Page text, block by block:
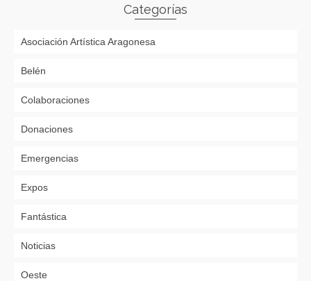
Categorías
Asociación Artística Aragonesa
Belén
Colaboraciones
Donaciones
Emergencias
Expos
Fantástica
Noticias
Oeste